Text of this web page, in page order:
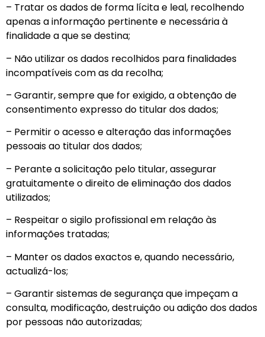
– Tratar os dados de forma lícita e leal, recolhendo
apenas a informação pertinente e necessária à
finalidade a que se destina;
– Não utilizar os dados recolhidos para finalidades
incompatíveis com as da recolha;
– Garantir, sempre que for exigido, a obtenção de
consentimento expresso do titular dos dados;
– Permitir o acesso e alteração das informações
pessoais ao titular dos dados;
– Perante a solicitação pelo titular, assegurar
gratuitamente o direito de eliminação dos dados
utilizados;
– Respeitar o sigilo profissional em relação às
informações tratadas;
– Manter os dados exactos e, quando necessário,
actualizá-los;
– Garantir sistemas de segurança que impeçam a
consulta, modificação, destruição ou adição dos dados
por pessoas não autorizadas;